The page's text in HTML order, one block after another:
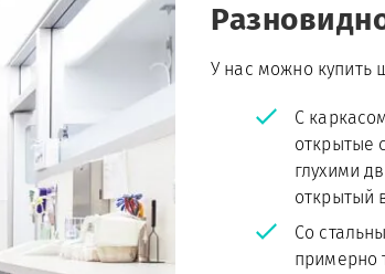
У нас можно купить
С
открытые
глухими
открытый
Со
примерно